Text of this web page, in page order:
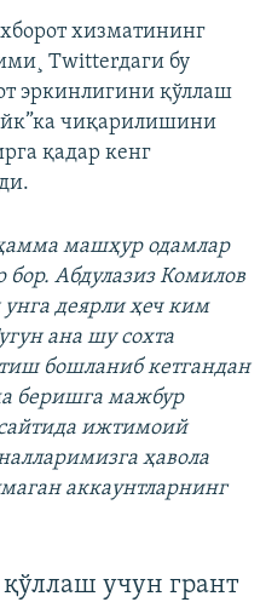
хизматининг
Twitterдаги бу
эркинлигини қўллаш
чиқарилишини
қадар кенг
машҳур одамлар
бор. Абдулазиз Комилов
деярли ҳеч ким
ана шу сохта
бошланиб кетгандан
беришга мажбур
ижтимоий
ҳавола
аккаунтларнинг
учун грант